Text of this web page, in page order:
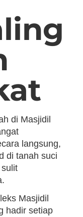
di Masjidil
langsung,
di tanah suci
Masjidil
hadir setiap